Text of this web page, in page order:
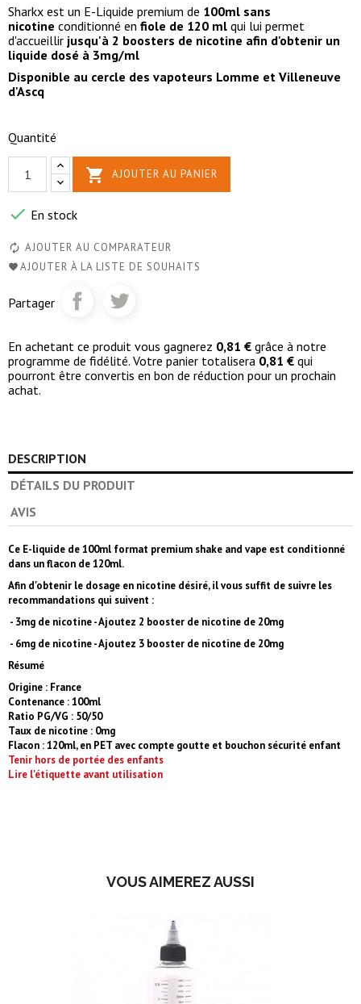
Sharkx est un E-Liquide premium de 100ml sans
nicotine conditionné en fiole de 120 ml qui lui permet
d'accueillir jusqu'à 2 boosters de nicotine afin d'obtenir un
liquide dosé à 3mg/ml
Disponible au cercle des vapoteurs Lomme et Villeneuve
d'Ascq
Quantité
 AJOUTER AU PANIER
 En stock
AJOUTER AU COMPARATEUR
AJOUTER À LA LISTE DE SOUHAITS
Partager
En achetant ce produit vous gagnerez 0,81 € grâce à notre
programme de fidélité. Votre panier totalisera 0,81 € qui
pourront être convertis en bon de réduction pour un prochain
achat.
DESCRIPTION
DÉTAILS DU PRODUIT
AVIS
Ce E-liquide de 100ml format premium shake and vape est conditionné
dans un flacon de 120ml.
Afin d'obtenir le dosage en nicotine désiré, il vous suffit de suivre les
recommandations qui suivent :
- 3mg de nicotine - Ajoutez 2 booster de nicotine de 20mg
- 6mg de nicotine - Ajoutez 3 booster de nicotine de 20mg
Résumé
Origine : France
Contenance : 100ml
Ratio PG/VG : 50/50
Taux de nicotine : 0mg
Flacon : 120ml, en PET avec compte goutte et bouchon sécurité enfant
Tenir hors de portée des enfants
Lire l'étiquette avant utilisation
VOUS AIMEREZ AUSSI